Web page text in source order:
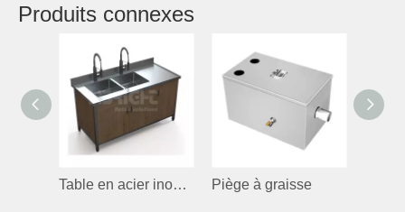
Produits connexes
Table en acier inoxydable avec évier Piège à graisse